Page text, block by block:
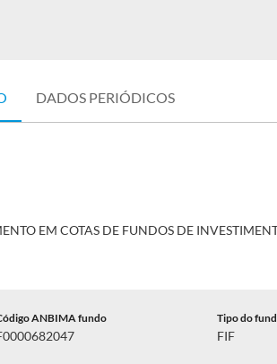
DADOS PERIÓDICOS
EM COTAS DE FUNDOS DE
ANBIMA fundo Tipo do
FIF